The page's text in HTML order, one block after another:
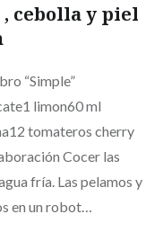
, cebolla y piel
“Simple”
limon60 ml
tomateros cherry
Cocer las
fría. Las pelamos y
en un robot…